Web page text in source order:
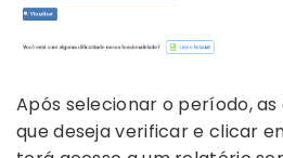
Após selecionar o período,
que deseja verificar e clicar